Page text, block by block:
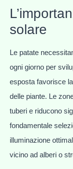
solare
Le patate
ogni giorno per
esposta favorisce
delle piante. Le
tuberi e riducono
fondamentale
illuminazione
vicino ad alberi o